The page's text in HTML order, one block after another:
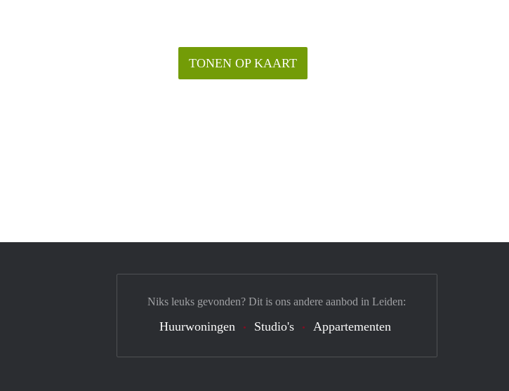
TONEN OP KAART
Niks leuks gevonden? Dit is ons andere aanbod in Leiden:
Huurwoningen Studio's Appartementen